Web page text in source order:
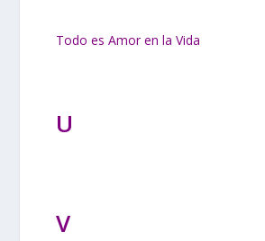
Todo es Amor en la Vida
U
V